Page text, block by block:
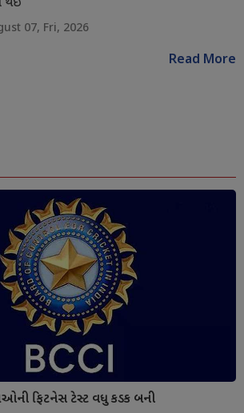
થઇ
07, Fri, 2026
Read More
ફિટનેસ ટેસ્ટ વધુ કડક બની